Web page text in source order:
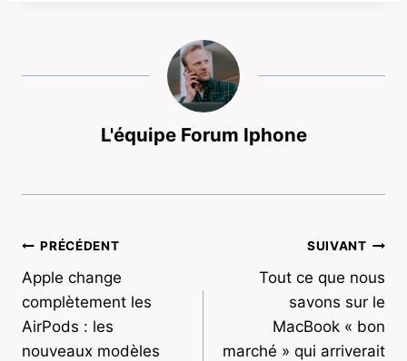
L'équipe Forum Iphone
Navigation
de
l’article
PRÉCÉDENT
Apple change
complètement les
AirPods : les
nouveaux modèles
SUIVANT
Tout ce que nous
savons sur le
MacBook « bon
marché » qui arriverait